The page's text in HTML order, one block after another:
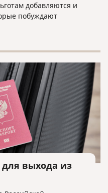
добавляются и
побуждают
выхода из